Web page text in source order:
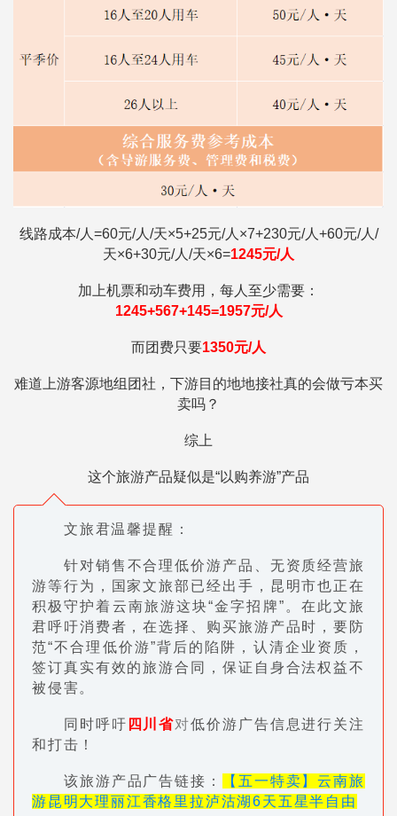
线路成本/人=60元/人/天×5+25元/人×7+230元/人+60元/人/
天×6+30元/人/天×6=1245元/人
加上机票和动车费用，每人至少需要：
1245+567+145=1957元/人
而团费只要1350元/人
难道上游客源地组团社，下游目的地地接社真的会做亏本买
卖吗？
综上
这个旅游产品疑似是“以购养游”产品
文旅君温馨提醒：
针对销售不合理低价游产品、无资质经营旅
游等行为，国家文旅部已经出手，昆明市也正在
积极守护着云南旅游这块“金字招牌”。在此文旅
君呼吁消费者，在选择、购买旅游产品时，要防
范“不合理低价游”背后的陷阱，认清企业资质，
签订真实有效的旅游合同，保证自身合法权益不
被侵害。
同时呼吁 四川省对低价游广告信息进行关注
和打击！
该旅游产品广告链接：
【五一特卖】云南旅
游昆明大理丽江香格里拉泸沽湖6天五星半自由